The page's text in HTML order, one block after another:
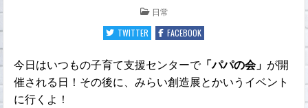
POSTED
IN
日常
TWITTER
FACEBOOK
今日はいつもの子育て支援センターで「パパの会」が開
催される日！その後に、みらい創造展とかいうイベント
に行くよ！